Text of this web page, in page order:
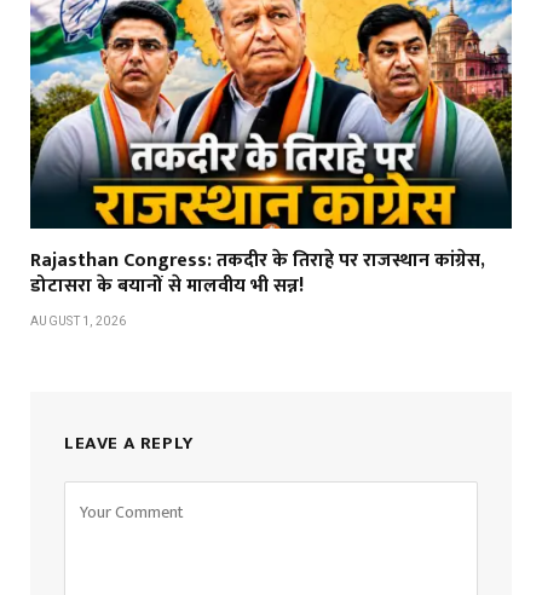
Rajasthan Congress: तकदीर के तिराहे पर राजस्थान कांग्रेस,
डोटासरा के बयानों से मालवीय भी सन्न!
AUGUST 1, 2026
LEAVE A REPLY